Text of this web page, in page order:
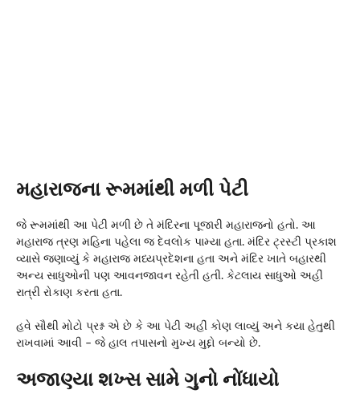
મહારાજના રૂમમાંથી મળી પેટી
જે રૂમમાંથી આ પેટી મળી છે તે મંદિરના પૂજારી મહારાજનો હતો. આ
મહારાજ ત્રણ મહિના પહેલા જ દેવલોક પામ્યા હતા. મંદિર ટ્રસ્ટી પ્રકાશ
વ્યાસે જણાવ્યું કે મહારાજ મધ્યપ્રદેશના હતા અને મંદિર ખાતે બહારથી
અન્ય સાધુઓની પણ આવનજાવન રહેતી હતી. કેટલાય સાધુઓ અહીં
રાત્રી રોકાણ કરતા હતા.
હવે સૌથી મોટો પ્રશ્ન એ છે કે આ પેટી અહીં કોણ લાવ્યું અને કયા હેતુથી
રાખવામાં આવી – જે હાલ તપાસનો મુખ્ય મુદ્દો બન્યો છે.
અજાણ્યા શખ્સ સામે ગુનો નોંધાયો